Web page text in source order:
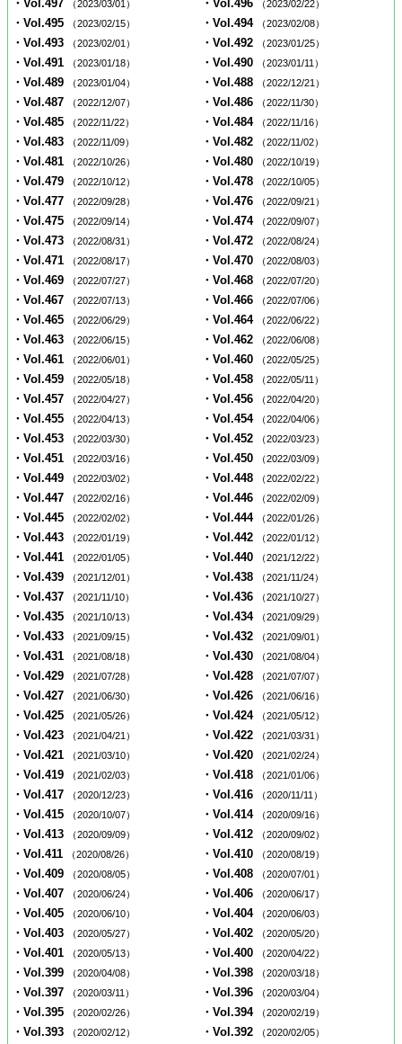
・Vol.497 （2023/03/01） ・Vol.496 （2023/02/22）
・Vol.495 （2023/02/15） ・Vol.494 （2023/02/08）
・Vol.493 （2023/02/01） ・Vol.492 （2023/01/25）
・Vol.491 （2023/01/18） ・Vol.490 （2023/01/11）
・Vol.489 （2023/01/04） ・Vol.488 （2022/12/21）
・Vol.487 （2022/12/07） ・Vol.486 （2022/11/30）
・Vol.485 （2022/11/22） ・Vol.484 （2022/11/16）
・Vol.483 （2022/11/09） ・Vol.482 （2022/11/02）
・Vol.481 （2022/10/26） ・Vol.480 （2022/10/19）
・Vol.479 （2022/10/12） ・Vol.478 （2022/10/05）
・Vol.477 （2022/09/28） ・Vol.476 （2022/09/21）
・Vol.475 （2022/09/14） ・Vol.474 （2022/09/07）
・Vol.473 （2022/08/31） ・Vol.472 （2022/08/24）
・Vol.471 （2022/08/17） ・Vol.470 （2022/08/03）
・Vol.469 （2022/07/27） ・Vol.468 （2022/07/20）
・Vol.467 （2022/07/13） ・Vol.466 （2022/07/06）
・Vol.465 （2022/06/29） ・Vol.464 （2022/06/22）
・Vol.463 （2022/06/15） ・Vol.462 （2022/06/08）
・Vol.461 （2022/06/01） ・Vol.460 （2022/05/25）
・Vol.459 （2022/05/18） ・Vol.458 （2022/05/11）
・Vol.457 （2022/04/27） ・Vol.456 （2022/04/20）
・Vol.455 （2022/04/13） ・Vol.454 （2022/04/06）
・Vol.453 （2022/03/30） ・Vol.452 （2022/03/23）
・Vol.451 （2022/03/16） ・Vol.450 （2022/03/09）
・Vol.449 （2022/03/02） ・Vol.448 （2022/02/22）
・Vol.447 （2022/02/16） ・Vol.446 （2022/02/09）
・Vol.445 （2022/02/02） ・Vol.444 （2022/01/26）
・Vol.443 （2022/01/19） ・Vol.442 （2022/01/12）
・Vol.441 （2022/01/05） ・Vol.440 （2021/12/22）
・Vol.439 （2021/12/01） ・Vol.438 （2021/11/24）
・Vol.437 （2021/11/10） ・Vol.436 （2021/10/27）
・Vol.435 （2021/10/13） ・Vol.434 （2021/09/29）
・Vol.433 （2021/09/15） ・Vol.432 （2021/09/01）
・Vol.431 （2021/08/18） ・Vol.430 （2021/08/04）
・Vol.429 （2021/07/28） ・Vol.428 （2021/07/07）
・Vol.427 （2021/06/30） ・Vol.426 （2021/06/16）
・Vol.425 （2021/05/26） ・Vol.424 （2021/05/12）
・Vol.423 （2021/04/21） ・Vol.422 （2021/03/31）
・Vol.421 （2021/03/10） ・Vol.420 （2021/02/24）
・Vol.419 （2021/02/03） ・Vol.418 （2021/01/06）
・Vol.417 （2020/12/23） ・Vol.416 （2020/11/11）
・Vol.415 （2020/10/07） ・Vol.414 （2020/09/16）
・Vol.413 （2020/09/09） ・Vol.412 （2020/09/02）
・Vol.411 （2020/08/26） ・Vol.410 （2020/08/19）
・Vol.409 （2020/08/05） ・Vol.408 （2020/07/01）
・Vol.407 （2020/06/24） ・Vol.406 （2020/06/17）
・Vol.405 （2020/06/10） ・Vol.404 （2020/06/03）
・Vol.403 （2020/05/27） ・Vol.402 （2020/05/20）
・Vol.401 （2020/05/13） ・Vol.400 （2020/04/22）
・Vol.399 （2020/04/08） ・Vol.398 （2020/03/18）
・Vol.397 （2020/03/11） ・Vol.396 （2020/03/04）
・Vol.395 （2020/02/26） ・Vol.394 （2020/02/19）
・Vol.393 （2020/02/12） ・Vol.392 （2020/02/05）